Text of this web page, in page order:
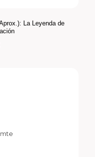
La Leyenda de